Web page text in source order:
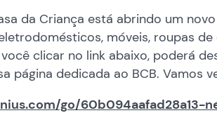
da Criança está abrindo um
móveis, roupas
clicar no link abaixo, poderá
página dedicada ao BCB. Vamos
go/60b094aafad28a13-